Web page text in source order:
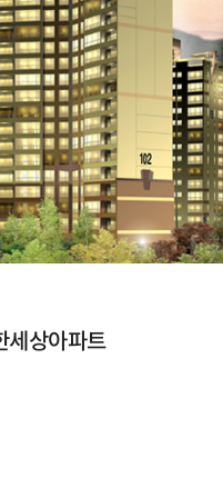
세상아파트